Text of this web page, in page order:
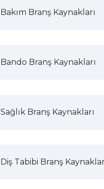
Bakım Branş Kaynakları
Bando Branş Kaynakları
Sağlık Branş Kaynakları
Diş Tabibi Branş